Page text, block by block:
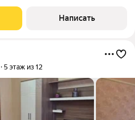
. Окна выходят в тихий двор, а не
отдых
Написать
5 этаж из 12